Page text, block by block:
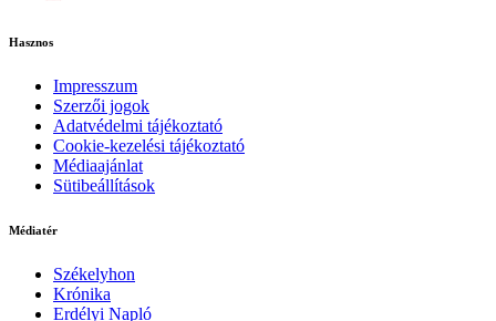
Hasznos
Impresszum
Szerzői jogok
Adatvédelmi tájékoztató
Cookie-kezelési tájékoztató
Médiaajánlat
Sütibeállítások
Médiatér
Székelyhon
Krónika
Erdélyi Napló